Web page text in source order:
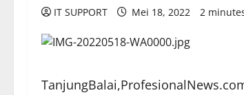
IT SUPPORT Mei 18, 2022 2